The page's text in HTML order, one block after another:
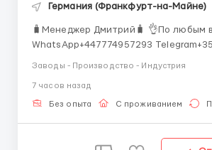
Германия (Франкфурт-на-Майне)
🧳Менеджер Дмитрий🧳 👌По любым
WhatsApp+447774957293
швейной машине (оверлок, прямострочка)
качества готовой
Заводы - Производство - Индустрия
7 часов назад
Без опыта С проживанием